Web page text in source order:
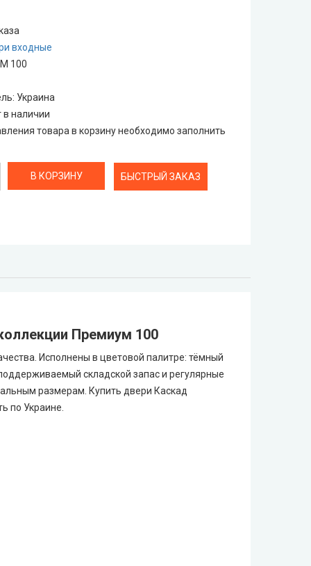
входные
100
: Украина
в наличии
товара в корзину необходимо заполнить
БЫСТРЫЙ ЗАКАЗ
Премиум 100
Исполнены в цветовой палитре: тёмный
складской запас и регулярные
размерам. Купить двери Каскад
по Украине.